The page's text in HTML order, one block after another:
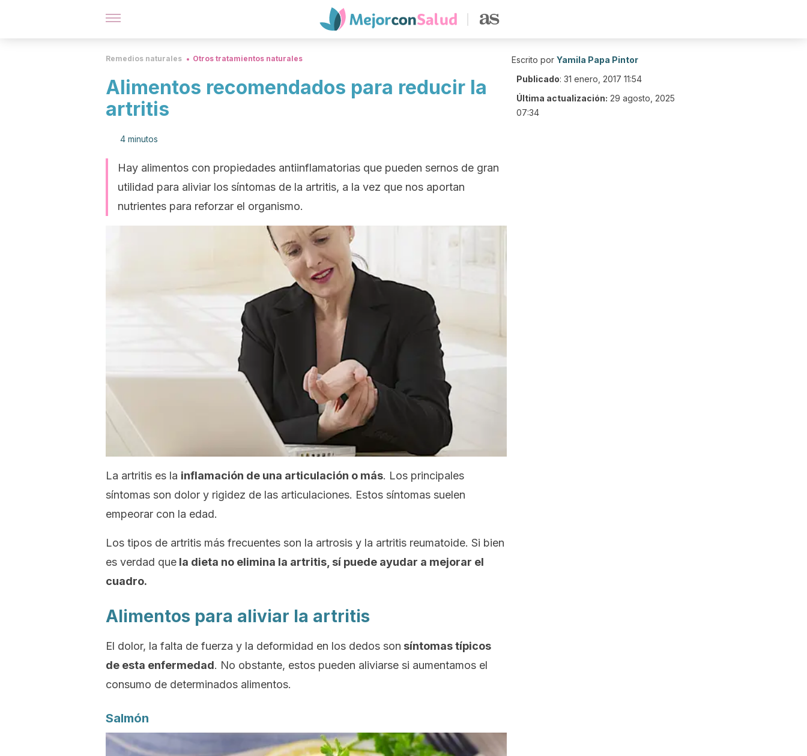
Remedios naturales Otros tratamientos naturales
Alimentos recomendados para reducir la
artritis
4 minutos
Hay alimentos con propiedades antiinflamatorias que pueden sernos de gran
utilidad para aliviar los síntomas de la artritis, a la vez que nos aportan
nutrientes para reforzar el organismo.
La artritis es la inflamación de una articulación o más. Los principales
síntomas son dolor y rigidez de las articulaciones. Estos síntomas suelen
empeorar con la edad.
Los tipos de artritis más frecuentes son la artrosis y la artritis reumatoide. Si bien
es verdad que la dieta no elimina la artritis, sí puede ayudar a mejorar el
cuadro.
Alimentos para aliviar la artritis
El dolor, la falta de fuerza y la deformidad en los dedos son síntomas típicos
de esta enfermedad. No obstante, estos pueden aliviarse si aumentamos el
consumo de determinados alimentos.
Salmón
Escrito por Yamila Papa Pintor
Publicado: 31 enero, 2017 11:54
Última actualización: 29 agosto, 2025
07:34